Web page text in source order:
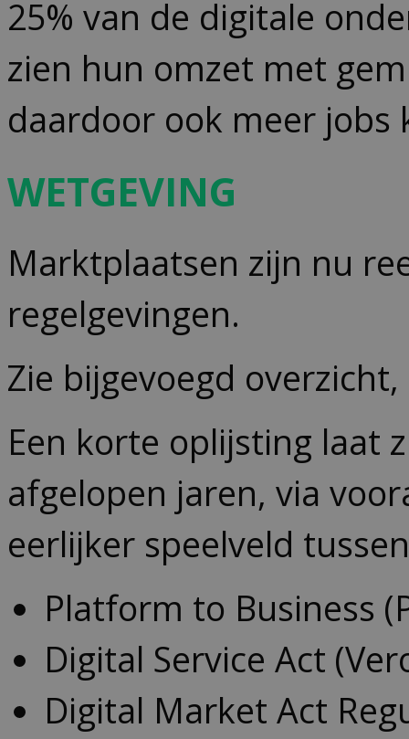
25% van de digitale
zien hun omzet met
daardoor ook meer jobs
WETGEVING
Marktplaatsen zijn nu
regelgevingen.
Zie bijgevoegd
Een korte oplijsting laat
afgelopen jaren, via
eerlijker speelveld
Platform to Business
Digital Service Act
Digital Market Act